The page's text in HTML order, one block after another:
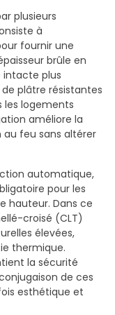
plusieurs
à
fournir une
brûle en
intacte plus
plâtre résistantes
les logements
améliore la
feu sans altérer
automatique,
pour les
hauteur. Dans ce
croisé (CLT)
élevées,
thermique.
la sécurité
de ces
esthétique et